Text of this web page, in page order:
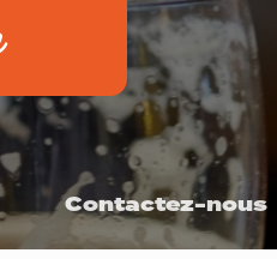
Contactez-nous